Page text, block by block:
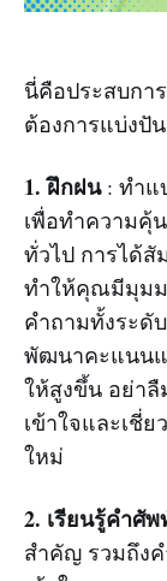
นี่คือประสบกา
ต้องการแบ่งปั
1. ฝึกฝน: ทำแ
เพื่อทำความคุ้
ทั่วไป การได้สั
ทำให้คุณมีมุมม
คำถามทั้งระดั
พัฒนาคะแนนแ
ให้สูงขึ้น อย่า
เข้าใจและเชี่
ใหม่
2. เรียนรู้คำศัพ
สำคัญ รวมถึงค